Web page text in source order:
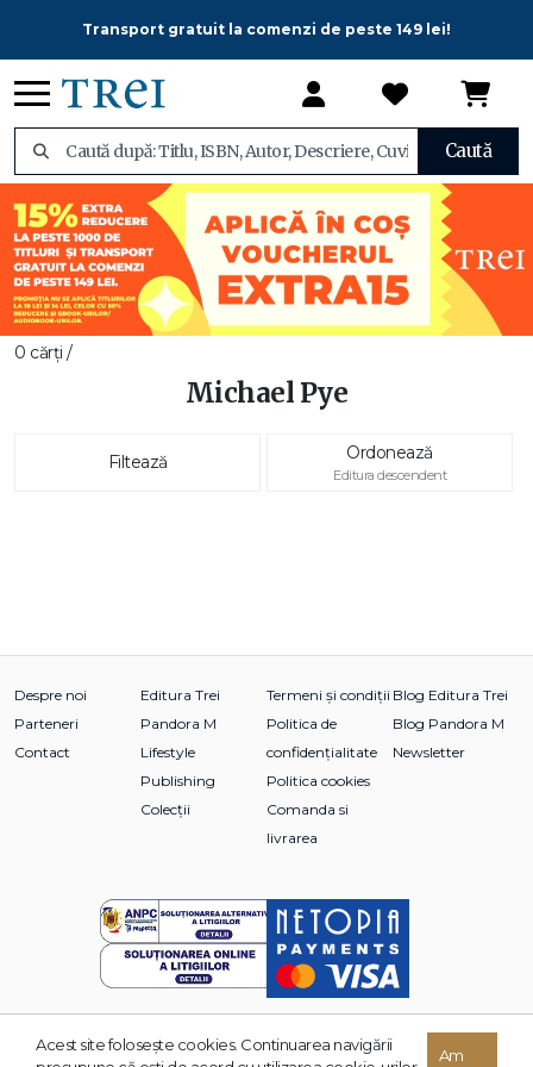
Transport gratuit la comenzi de peste 149 lei!
Caută
0 cărți /
Michael Pye
Filtează Ordonează
Editura descendent
Despre noi
Parteneri
Contact
Editura Trei
Pandora M
Lifestyle
Publishing
Colecții
Termeni și condiții
Politica de
confidențialitate
Politica cookies
Comanda si
livrarea
Blog Editura Trei
Blog Pandora M
Newsletter
© 2026 Grupul Editorial TREI. Toate drepturile rezervate.
Acest site foloseşte cookies. Continuarea navigării
Am